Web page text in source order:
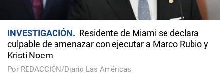
INVESTIGACIÓN
Residente de Miami se declara
culpable de amenazar con ejecutar a Marco Rubio y
Kristi Noem
Por REDACCIÓN/Diario Las Américas